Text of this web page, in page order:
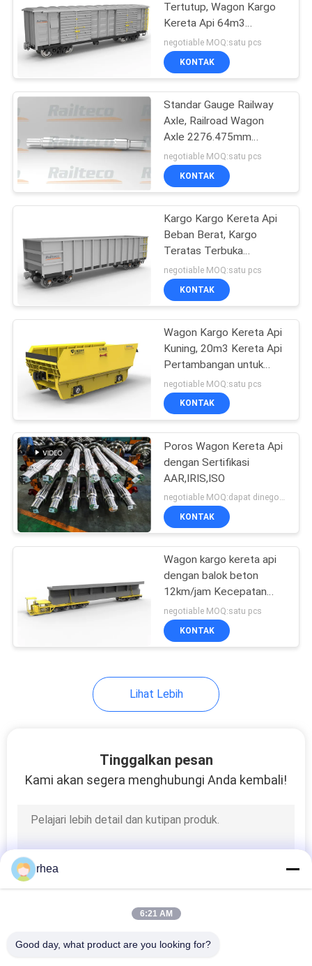
POLICY
Tertutup, Wagon Kargo
Kereta Api 64m3
Kapasitas Volume
negotiable MOQ:satu pcs
KONTAK
Standar Gauge Railway
Axle, Railroad Wagon
Axle 2276.475mm
Panjang
negotiable MOQ:satu pcs
KONTAK
Kargo Kargo Kereta Api
Beban Berat, Kargo
Teratas Terbuka
Kekuatan Kekuatan 450
MPa
negotiable MOQ:satu pcs
KONTAK
Wagon Kargo Kereta Api
Kuning, 20m3 Kereta Api
Pertambangan untuk
Mengangkut Bijih
Tambang
negotiable MOQ:satu pcs
KONTAK
Poros Wagon Kereta Api
dengan Sertifikasi
AAR,IRIS,ISO
negotiable MOQ:dapat dinegosiasikan
KONTAK
Wagon kargo kereta api
dengan balok beton
12km/jam Kecepatan
operasi maksimum
negotiable MOQ:satu pcs
KONTAK
Lihat Lebih
Tinggalkan pesan
Kami akan segera menghubungi Anda kembali!
rhea
6:21 AM
Good day, what product are you looking for?